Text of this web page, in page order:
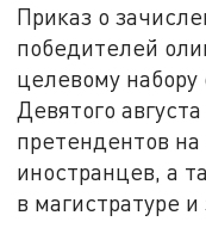
Приказ о
победителей
целевому
Девятого
претендентов
иностранцев, а
в магистратуре